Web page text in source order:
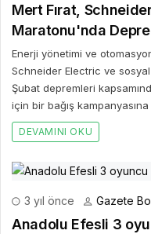
Mert Fırat,
Maratonu'nda
Enerji yönetimi ve
Schneider Electric ve
Şubat depremleri
için bir bağış kampanyasına
DEVAMINI OKU
3 yıl önce Gazete
Anadolu Efesli 3